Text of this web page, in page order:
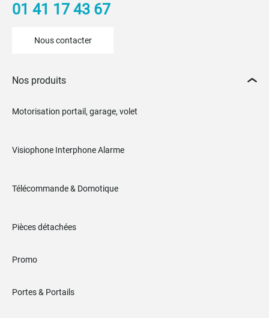
01 41 17 43 67
Nous contacter
Nos produits
Motorisation portail, garage, volet
Visiophone Interphone Alarme
Télécommande & Domotique
Pièces détachées
Promo
Portes & Portails